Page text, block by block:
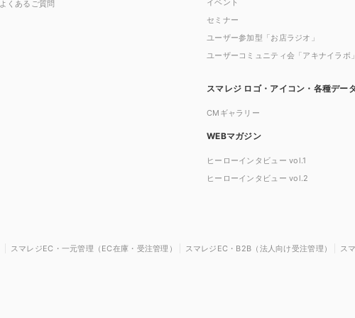
よくあるご質問
セミナー
ユーザー参加型「お店ラジオ」
ユーザーコミュニティ会「アキナイラボ」
スマレジ ロゴ・アイコン・各種デー
CMギャラリー
WEBマガジン
ヒーローインタビュー vol.1
ヒーローインタビュー vol.2
スマレジEC・一元管理（EC在庫・受注管理） スマレジEC・B2B（法人向け受注管理） ス